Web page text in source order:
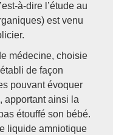
à-dire l’étude au
est venu
médecine, choisie
de façon
pouvant évoquer
apportant ainsi la
étouffé son bébé.
liquide amniotique